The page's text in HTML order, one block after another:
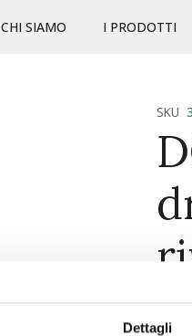
Dettagli
CHI SIAMO I PRODOTTI
SKU